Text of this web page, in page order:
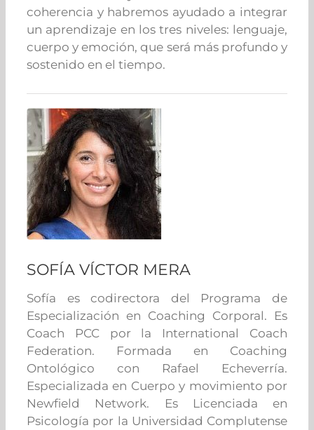
coherencia y habremos ayudado a integrar
un aprendizaje en los tres niveles: lenguaje,
cuerpo y emoción, que será más profundo y
sostenido en el tiempo.
SOFÍA VÍCTOR MERA
Sofía es codirectora del Programa de
Especialización en Coaching Corporal. Es
Coach PCC por la International Coach
Federation. Formada en Coaching
Ontológico con Rafael Echeverría.
Especializada en Cuerpo y movimiento por
Newfield Network. Es Licenciada en
Psicología por la Universidad Complutense